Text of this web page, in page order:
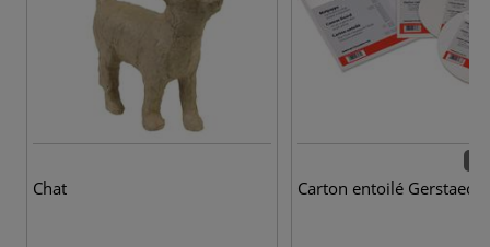
Chat Carton entoilé